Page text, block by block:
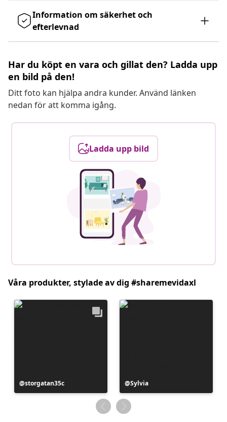
Information om säkerhet och
efterlevnad
Har du köpt en vara och gillat den? Ladda upp
en bild på den!
Ditt foto kan hjälpa andra kunder. Använd länken
nedan för att komma igång.
Ladda upp bild
Våra produkter, stylade av dig #sharemevidaxl
Inlägg
publicerat
storgatan35c
Inlägg
publicerat
av
Sylvia